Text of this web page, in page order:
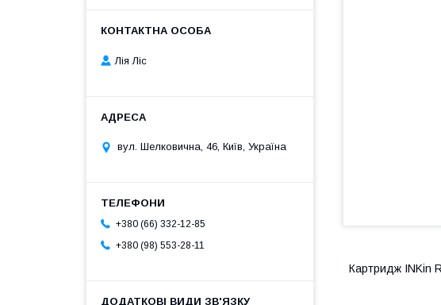
Картридж INKin
Лія Ліс
вул. Шелковична, 46, Київ, Україна
+380 (66) 332-12-85
+380 (98) 553-28-11